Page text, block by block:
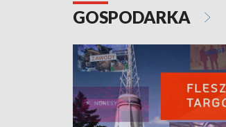
GOSPODARKA